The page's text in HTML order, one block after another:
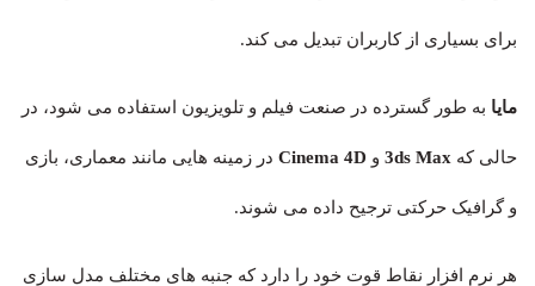
برای بسیاری از کاربران تبدیل می کند.
مایا به طور گسترده در صنعت فیلم و تلویزیون استفاده می شود، در
حالی که 3ds Max و Cinema 4D در زمینه هایی مانند معماری، بازی
و گرافیک حرکتی ترجیح داده می شوند.
هر نرم افزار نقاط قوت خود را دارد که جنبه های مختلف مدل سازی